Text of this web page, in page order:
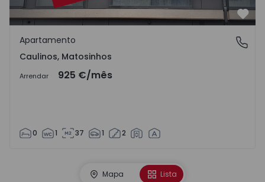
Caulinos, Matosinhos
Apartamento
Caulinos, Matosinhos
Arrendar 925 €/mês
0 1 37 1 2
Mapa Lista